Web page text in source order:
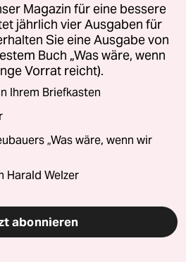
Magazin für eine bessere
jährlich vier Ausgaben für
Sie eine Ausgabe von
Buch „Was wäre, wenn
Vorrat reicht).
Ihrem Briefkasten
„Was wäre, wenn wir
Harald Welzer
abonnieren